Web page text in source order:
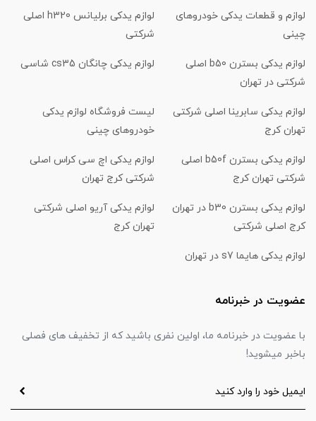
لوازم و قطعات یدکی خودروهای
چینی
لوازم یدکی برلیانس h320 اصلی
شرکتی
لوازم یدکی بسترن b50 اصلی
شرکتی در تهران
لوازم یدکی چانگان cs35 شاسی
لوازم یدکی سابرینا اصلی شرکتی
تهران کرج
لیست فروشگاه لوازم یدکی
خودروهای چینی
لوازم یدکی بسترن b50f اصلی
شرکتی تهران کرج
لوازم یدکی اچ سی کراس اصلی
شرکتی کرج تهران
لوازم یدکی بسترن b30 در تهران
کرج اصلی شرکتی
لوازم یدکی آریو اصلی شرکتی
تهران کرج
لوازم یدکی هایما s7 در تهران
عضویت در خبرنامه
با عضویت در خبرنامه ما، اولین نفری باشید که از تخفیف های فصلی
باخبر میشوید!